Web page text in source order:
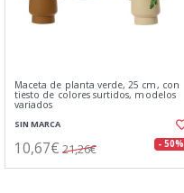
Maceta de planta verde, 25 cm, con
tiesto de colores surtidos, modelos
variados
SIN MARCA
10,67€ 21,26€ - 50%